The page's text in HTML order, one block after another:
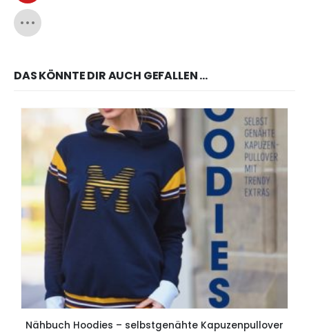
DAS KÖNNTE DIR AUCH GEFALLEN …
Nähbuch Hoodies – selbstgenähte Kapuzenpullover